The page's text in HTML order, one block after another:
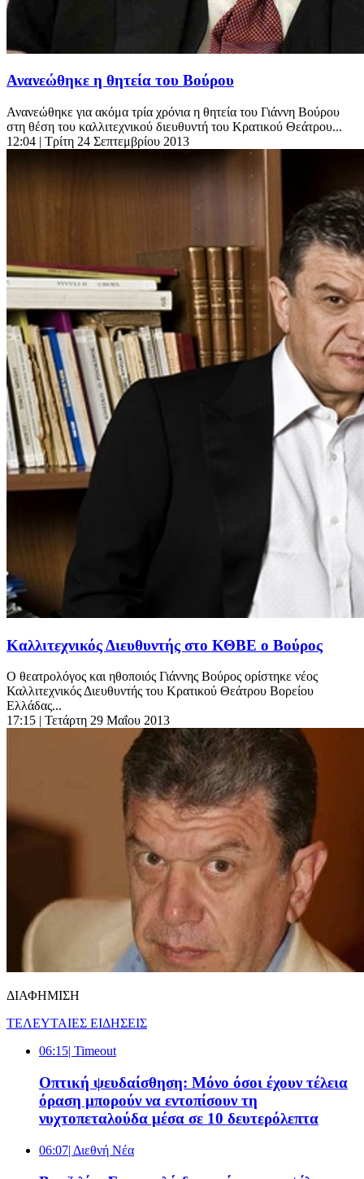
Ανανεώθηκε η θητεία του Βούρου
Ανανεώθηκε για ακόμα τρία χρόνια η θητεία του Γιάννη Βούρου
στη θέση του καλλιτεχνικού διευθυντή του Κρατικού Θεάτρου...
12:04 | Τρίτη 24 Σεπτεμβρίου 2013
Καλλιτεχνικός Διευθυντής στο ΚΘΒΕ o Βούρος
Ο θεατρολόγος και ηθοποιός Γιάννης Βούρος ορίστηκε νέος
Καλλιτεχνικός Διευθυντής του Κρατικού Θεάτρου Βορείου
Ελλάδας...
17:15 | Τετάρτη 29 Μαΐου 2013
ΔΙΑΦΗΜΙΣΗ
ΤΕΛΕΥΤΑΙΕΣ ΕΙΔΗΣΕΙΣ
06:15| Timeout
Οπτική ψευδαίσθηση: Μόνο όσοι έχουν τέλεια
όραση μπορούν να εντοπίσουν τη
νυχτοπεταλούδα μέσα σε 10 δευτερόλεπτα
06:07| Διεθνή Νέα